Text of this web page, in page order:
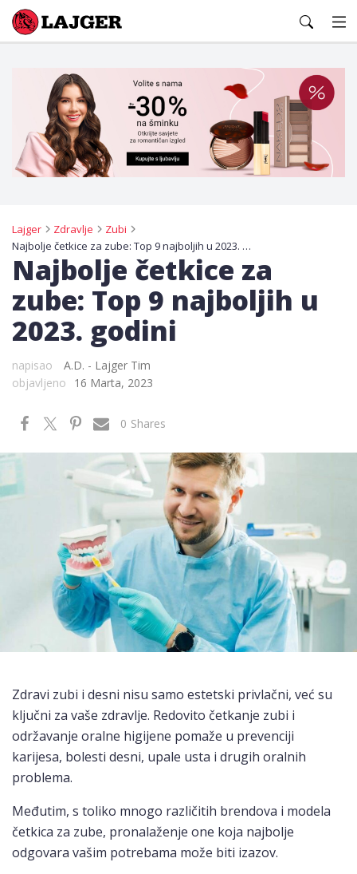
Lajger
Lajger Zdravlje
Zubi
Najbolje četkice za zube: Top 9 najboljih u 2023. godini
Najbolje četkice za
zube: Top 9 najboljih u
2023. godini
napisao
A.D. - Lajger Tim
objavljeno
16 Marta, 2023
Shares
0
Zdravi zubi i desni nisu samo estetski privlačni, već su
ključni za vaše zdravlje. Redovito četkanje zubi i
održavanje oralne higijene pomaže u prevenciji
karijesa, bolesti desni, upale usta i drugih oralnih
problema.
Međutim, s toliko mnogo različitih brendova i modela
četkica za zube, pronalaženje one koja najbolje
odgovara vašim potrebama može biti izazov.